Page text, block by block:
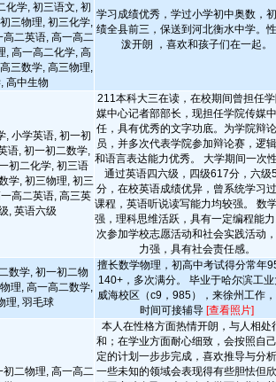
化学, 初三语文, 初
三物理, 初三化学,
二英语, 高一高二
, 高一高二化学, 高
三数学, 高三物理,
高中生物
学习成绩优秀，学过小学初中奥数，
绩全县前三，保送到河北衡水中学。
泼开朗 ，喜欢和孩子们在一起。
, 小学英语, 初一初
语, 初一初二数学,
初二化学, 初三语
学, 初三物理, 初三
高二英语, 高三英
, 英语六级
211本科大三在读，在校期间曾担任
媒中心记者部部长，现担任学院传媒
任，具有优秀的文字功底。为学院辩
员，并多次代表学院参加辩论赛，逻
和语言表达能力优秀。 大学期间一次
通过英语四六级，四级617分，六级
分，在校英语成绩优异，曾系统学习
课程，英语听说读写能力均较强。 数
强，理科思维活跃，具有一定编程能
次参加学校志愿活动和社会实践活动
力强，具有社会责任感。
数学, 初一初二物
理, 高一高二数学,
理, 羽毛球
擅长数学物理，初高中考试得分常年
140+，多次满分。 毕业于哈尔滨工
威海校区（c9，985），来徐州工作
时间可接辅导 [查看照片]
二物理, 高一高二
本人在性格方面热情开朗，与人相处
和；在学业方面耐心细致，会按照自
定的计划一步步完成，喜欢推导与分
一些未知的领域会表现得有些胆怯但欣